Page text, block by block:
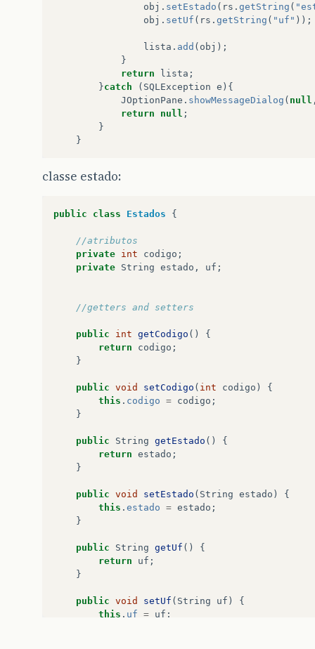
obj . setEstado ( rs . getString (
obj . setUf ( rs . getString ( "uf" ));
lista . add ( obj );
}
return
lista ;
}catch ( SQLException e ){
JOptionPane . showMessageDialog ( null
return
null ;
}
}
classe estado:
public class Estados {
//atributos
private int codigo ;
private String estado , uf ;
//getters and setters
public int getCodigo ()
{
return
codigo ;
}
public void setCodigo ( int codigo )
{
this . codigo = codigo ;
}
public String getEstado ()
{
return estado ;
}
public void setEstado ( String estado )
{
this . estado = estado ;
}
public String getUf ()
{
return
uf ;
}
public void setUf ( String uf )
{
this . uf = uf ;